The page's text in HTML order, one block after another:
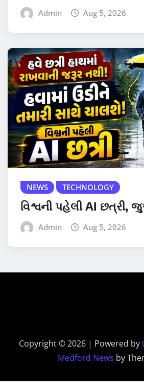
Admin Aug 5, 2026
NEWS TECHNOLOGY
વિશ્વની પહેલી AI છત્રી,
Admin Aug 5, 2026
Copyright © 2026 | Powered by
Medford News by